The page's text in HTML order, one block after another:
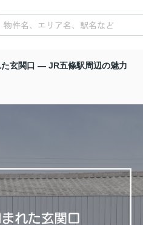
玄関口 ― JR五條駅周辺の魅力